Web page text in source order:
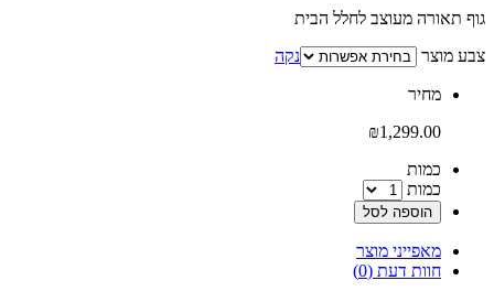
גוף תאורה מעוצב לחלל הבית
צבע מוצר
נקה
‫מחיר‬
₪1,299.00
‫כמות‬
כמות
הוספה לסל
מאפייני מוצר
חוות דעת (0)